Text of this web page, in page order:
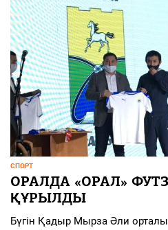
СПОРТ
ОРАЛДА «ОРАЛ»
ҚҰРЫЛДЫ
Бүгін Қадыр Мырза Әли